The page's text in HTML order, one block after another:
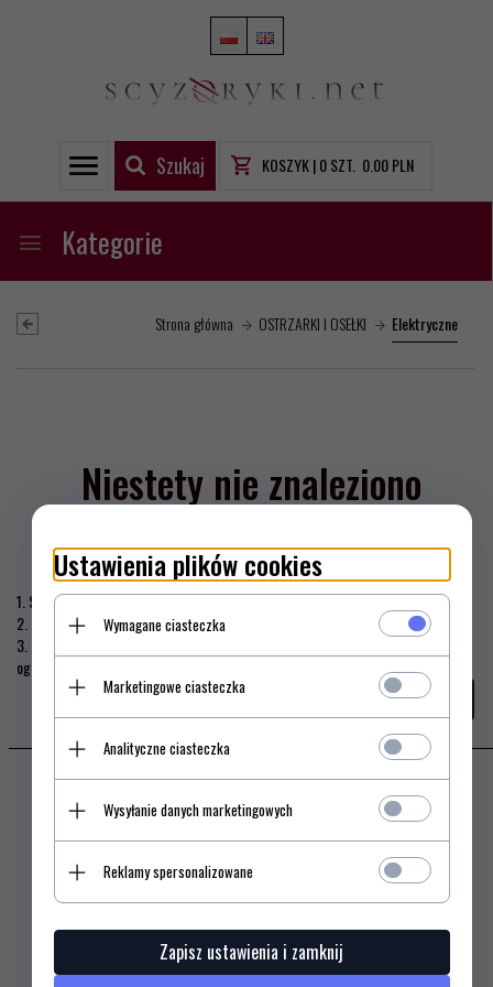
Szukaj KOSZYK |0SZT. 0.00PLN
Kategorie
Strona główna OSTRZARKI I OSEŁKI Elektryczne
Niestety nie znaleziono
produktu!
1. Sprawdź poprawność zapytania i spróbuj ponownie.
2. Ogranicz szukane słowa do jednego lub dwóch.
3. Podaj ogólną nazwę produktu, którego szukasz. Później będziesz mógł
ograniczyć wyniki wyszukiwania korzystając z zaawansowanych filtrów.
szukanie zaawansowane
Newsletter
ZAPISZ SIĘ
Ustawienia plików cookies
Wymagane ciasteczka
Marketingowe ciasteczka
Analityczne ciasteczka
Wysyłanie danych marketingowych
Reklamy spersonalizowane
Zapisz ustawienia i zamknij